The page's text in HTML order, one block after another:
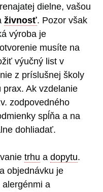
dielne, vašou
živnosť. Pozor však
výroba je
musíte na
výučný list v
z príslušnej školy
Ak vzdelanie
zodpovedného
spĺňa a na
dohliadať.
trhu a dopytu.
objednávku je
a